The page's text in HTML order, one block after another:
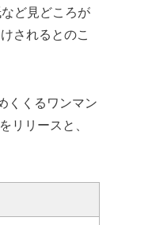
ど見どころが
されるとのこ
くくるワンマン
リースと、